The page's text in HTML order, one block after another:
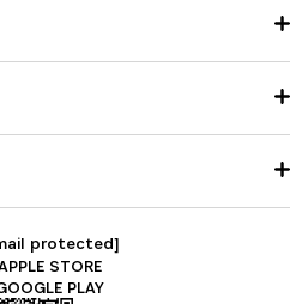
protected]
STORE
PLAY